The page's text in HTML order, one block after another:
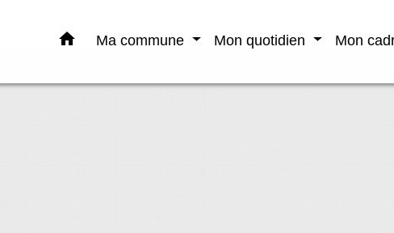
home Ma commune Mon quotidien Mon